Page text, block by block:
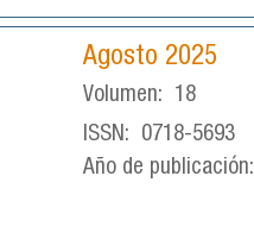
Agosto 2025
Volumen:
18
ISSN:
0718-5693
Año de publicación: